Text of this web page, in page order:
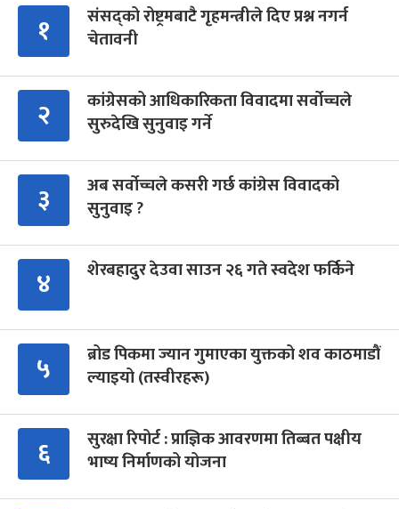
१
संसद्को रोष्ट्रमबाटै गृहमन्त्रीले दिए प्रश्न नगर्न
चेतावनी
२
कांग्रेसको आधिकारिकता विवादमा सर्वोच्चले
सुरुदेखि सुनुवाइ गर्ने
३
अब सर्वोच्चले कसरी गर्छ कांग्रेस विवादको
सुनुवाइ ?
४ शेरबहादुर देउवा साउन २६ गते स्वदेश फर्किने
५
ब्रोड पिकमा ज्यान गुमाएका युक्तको शव काठमाडौं
ल्याइयो (तस्वीरहरू)
६
सुरक्षा रिपोर्ट : प्राज्ञिक आवरणमा तिब्बत पक्षीय
भाष्य निर्माणको योजना